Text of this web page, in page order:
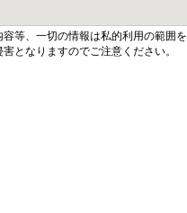
等、一切の情報は私的利用の範囲を
となりますのでご注意ください。